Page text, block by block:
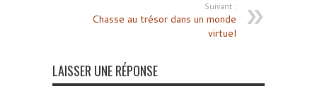
Suivant :
Chasse au trésor dans un monde
virtuel
LAISSER UNE RÉPONSE